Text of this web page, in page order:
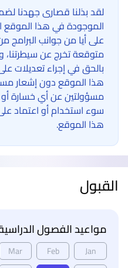
لقد بذلنا قصارى جهدنا
الموجودة في هذا الموقع
على أيا من جوانب
متوقعة تخرج عن
بالحق في إجراء
هذا الموقع دون إشعار
مسؤولتين عن أي خسارة أو
سوء استخدام أو اعتماد
هذا الموقع.
القبول
مواعيد الفصول
Jan
Feb
Mar